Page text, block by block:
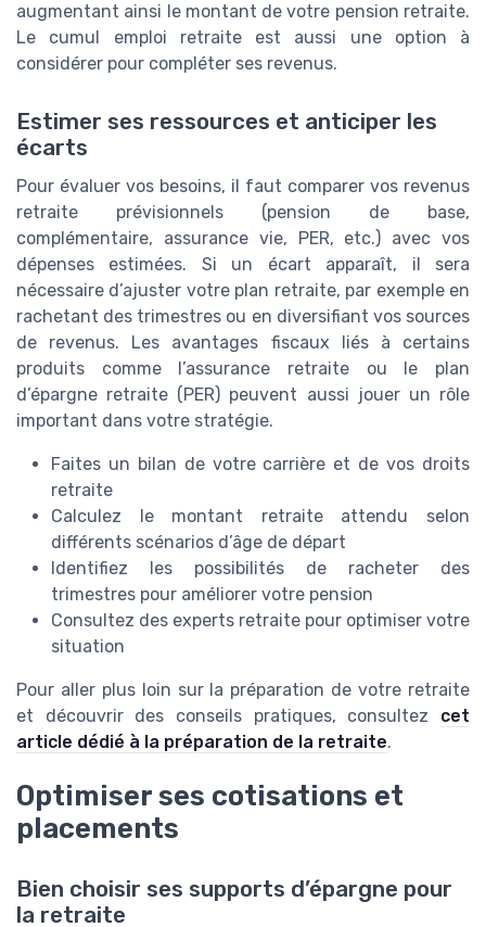
augmentant ainsi le montant de votre pension retraite.
Le cumul emploi retraite est aussi une option à
considérer pour compléter ses revenus.
Estimer ses ressources et anticiper les
écarts
Pour évaluer vos besoins, il faut comparer vos revenus
retraite prévisionnels (pension de base,
complémentaire, assurance vie, PER, etc.) avec vos
dépenses estimées. Si un écart apparaît, il sera
nécessaire d’ajuster votre plan retraite, par exemple en
rachetant des trimestres ou en diversifiant vos sources
de revenus. Les avantages fiscaux liés à certains
produits comme l’assurance retraite ou le plan
d’épargne retraite (PER) peuvent aussi jouer un rôle
important dans votre stratégie.
Faites un bilan de votre carrière et de vos droits
retraite
Calculez le montant retraite attendu selon
différents scénarios d’âge de départ
Identifiez les possibilités de racheter des
trimestres pour améliorer votre pension
Consultez des experts retraite pour optimiser votre
situation
Pour aller plus loin sur la préparation de votre retraite
et découvrir des conseils pratiques, consultez cet
article dédié à la préparation de la retraite.
Optimiser ses cotisations et
placements
Bien choisir ses supports d’épargne pour
la retraite